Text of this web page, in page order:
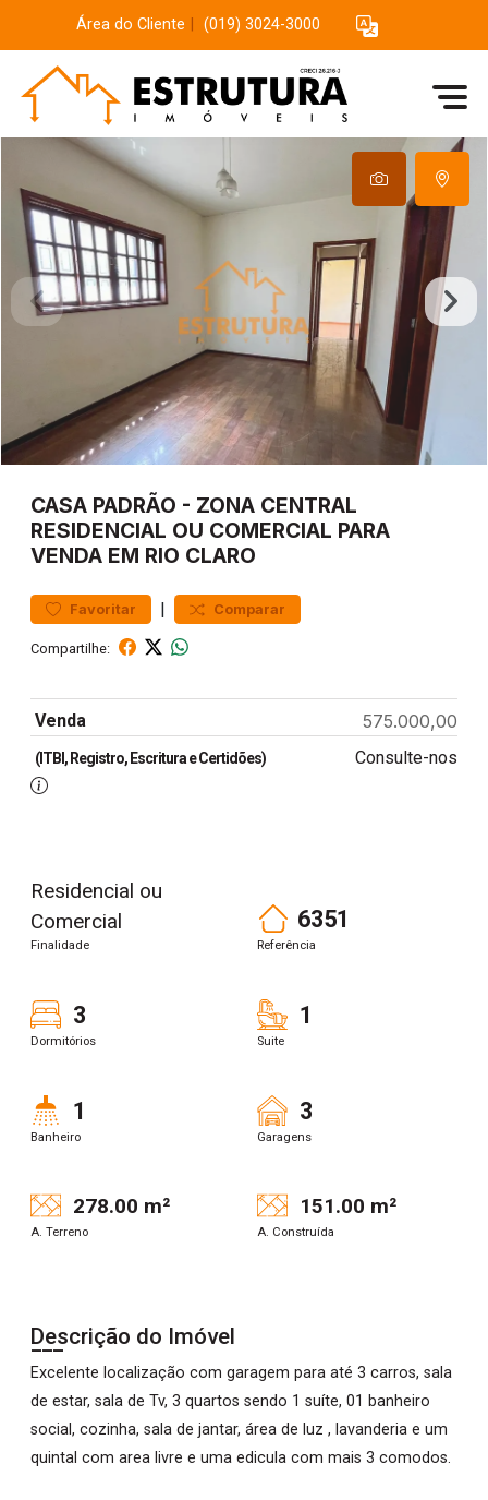
Área do Cliente (019) 3024-3000
CASA PADRÃO - ZONA CENTRAL
RESIDENCIAL OU COMERCIAL PARA
VENDA EM RIO CLARO
Favoritar | Comparar
Compartilhe:
Venda 575.000,00
(ITBI, Registro, Escritura e Certidões) Consulte-nos
Residencial ou
Comercial
Finalidade
6351
Referência
3
Dormitórios
1
Suite
1
Banheiro
3
Garagens
278.00 m²
A. Terreno
151.00 m²
A. Construída
Descrição do Imóvel
Excelente localização com garagem para até 3 carros, sala
de estar, sala de Tv, 3 quartos sendo 1 suíte, 01 banheiro
social, cozinha, sala de jantar, área de luz , lavanderia e um
quintal com area livre e uma edicula com mais 3 comodos.